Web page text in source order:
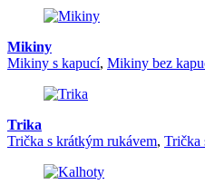
Mikiny
Mikiny s kapucí, Mikiny bez
Trika
Trička s krátkým rukávem, Trička